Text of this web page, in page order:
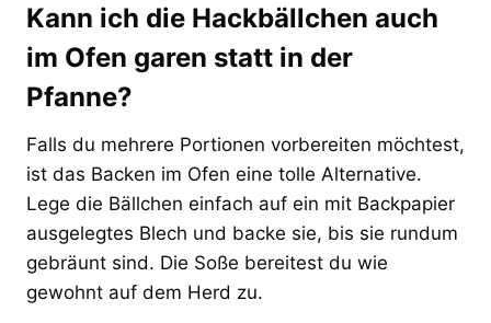
Kann ich die Hackbällchen auch
im Ofen garen statt in der
Pfanne?
Falls du mehrere Portionen vorbereiten möchtest,
ist das Backen im Ofen eine tolle Alternative.
Lege die Bällchen einfach auf ein mit Backpapier
ausgelegtes Blech und backe sie, bis sie rundum
gebräunt sind. Die Soße bereitest du wie
gewohnt auf dem Herd zu.